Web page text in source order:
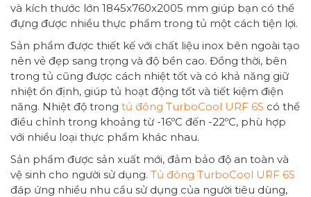
và kích thước lớn 1845x760x2005 mm giúp bạn có thể
đựng được nhiều thực phẩm trong tủ một cách tiện lợi.
Sản phẩm được thiết kế với chất liệu inox bên ngoài tạo
nên vẻ đẹp sang trọng và độ bền cao. Đồng thời, bên
trong tủ cũng được cách nhiệt tốt và có khả năng giữ
nhiệt ổn định, giúp tủ hoạt động tốt và tiết kiệm điện
năng. Nhiệt độ trong tủ đông TurboCool URF 6S có thể
điều chỉnh trong khoảng từ -16ºC đến -22ºC, phù hợp
với nhiều loại thực phẩm khác nhau.
Sản phẩm được sản xuất mới, đảm bảo độ an toàn và
vệ sinh cho người sử dụng. Tủ đông TurboCool URF 6S
đáp ứng nhiều nhu cầu sử dụng của người tiêu dùng,